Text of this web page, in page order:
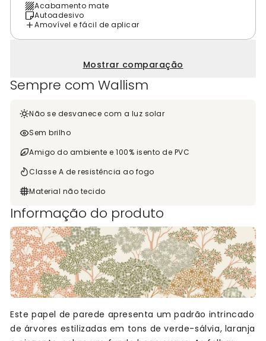
Acabamento mate
Autoadesivo
Amovível e fácil de aplicar
Mostrar comparação
Sempre com Wallism
Não se desvanece com a luz solar
Sem brilho
Amigo do ambiente e 100% isento de PVC
Classe A de resistência ao fogo
Material não tecido
Informação do produto
Este papel de parede apresenta um padrão intrincado
de árvores estilizadas em tons de verde-sálvia, laranja